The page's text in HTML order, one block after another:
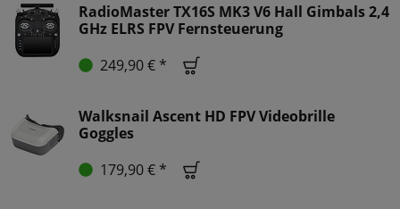
RadioMaster TX16S MK3 V6 Hall Gimbals 2,4
GHz ELRS FPV Fernsteuerung
249,90 € *
Walksnail Ascent HD FPV Videobrille
Goggles
179,90 € *